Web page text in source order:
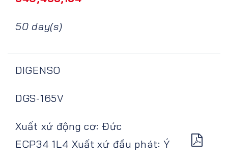
50 day(s)
DIGENSO
DGS-165V
Xuất xứ động cơ: Đức
ECP34 1L4 Xuất xứ đầu phát: Ý